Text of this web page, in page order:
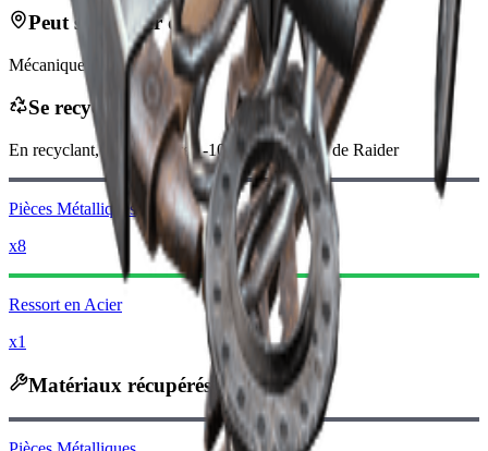
Peut se trouver dans
Mécanique
Se recycle en
En recyclant, vous recevrez -100 moins Pièces de Raider
Pièces Métalliques
x8
Ressort en Acier
x1
Matériaux récupérés